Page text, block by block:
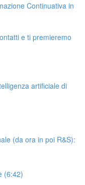
Continuativa in
e ti premieremo
artificiale di
(da ora in poi R&S):
(6:42)